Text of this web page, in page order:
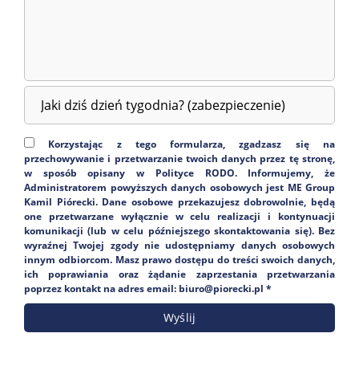
Korzystając z tego formularza, zgadzasz się na
przechowywanie i przetwarzanie twoich danych przez tę stronę,
w sposób opisany w Polityce RODO. Informujemy, że
Administratorem powyższych danych osobowych jest ME Group
Kamil Piórecki. Dane osobowe przekazujesz dobrowolnie, będą
one przetwarzane wyłącznie w celu realizacji i kontynuacji
komunikacji (lub w celu późniejszego skontaktowania się). Bez
wyraźnej Twojej zgody nie udostępniamy danych osobowych
innym odbiorcom. Masz prawo dostępu do treści swoich danych,
ich poprawiania oraz żądanie zaprzestania przetwarzania
poprzez kontakt na adres email: biuro@piorecki.pl *